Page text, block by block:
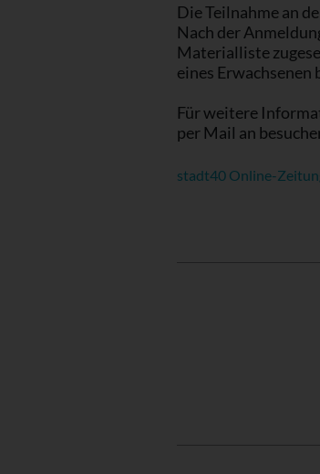
Die Teilnahme an
Nach der
Materialliste
eines Erwachsenen
Für weitere
per Mail an
stadt40 Online-